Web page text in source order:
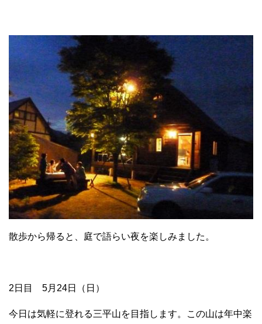
散歩から帰ると、庭で語らい夜を楽しみました。
2日目 5月24日（日）
今日は気軽に登れる三平山を目指します。この山は年中楽